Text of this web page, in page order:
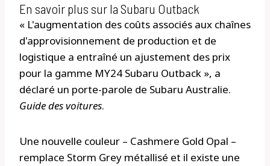
En savoir plus sur la Subaru Outback
« L'augmentation des coûts associés aux chaînes
d'approvisionnement de production et de
logistique a entraîné un ajustement des prix
pour la gamme MY24 Subaru Outback », a
déclaré un porte-parole de Subaru Australie.
Guide des voitures.
Une nouvelle couleur – Cashmere Gold Opal –
remplace Storm Grey métallisé et il existe une